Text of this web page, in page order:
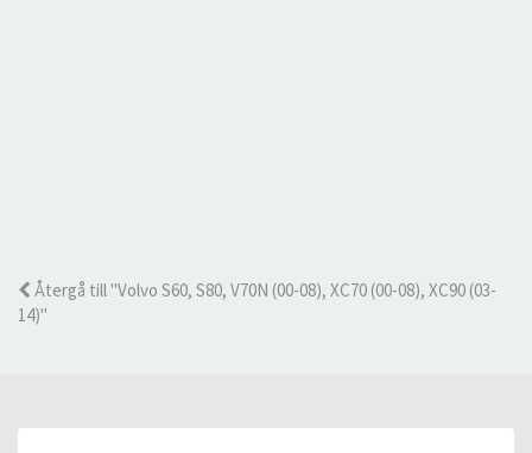
Återgå till "Volvo S60, S80, V70N (00-08), XC70 (00-08), XC90 (03-
14)"